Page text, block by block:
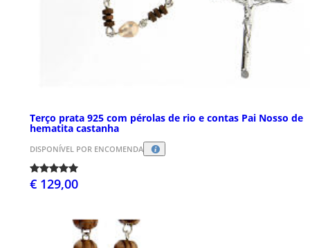
Terço prata 925 com pérolas de rio e contas Pai Nosso de
hematita castanha
DISPONÍVEL POR ENCOMENDA
€ 129,00